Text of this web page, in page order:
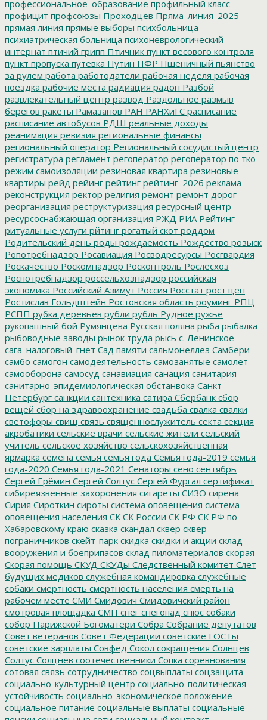
профессиональное_образование профильный класс
профицит профсоюзы Проходцев Пряма_линия_2025
прямая линия прямые выборы психбольница
психиатрическая больница психоневрологический
интернат птичий грипп Птичник пункт весового контроля
пункт пропуска путевка Путин ПФР Пшеничный пьянство
за рулем работа работодатели рабочая неделя рабочая
поездка рабочие места радиация радон Разбой
развлекательный центр развод Раздольное размыв
берегов ракеты Рамазанов РАН РАНХиГС расписание
расписание автобусов РДШ реальные доходы
реанимация ревизия региональные финансы
региональный оператор Региональный сосудистый центр
регистратура регламент регоператор регоператор по тко
режим самоизоляции резиновая квартира резиновые
квартиры рейд рейинг рейтинг рейтинг_2026 реклама
реконструкция ректор религия ремонт ремонт дорог
реорганизация реструктуризация ресурсный центр
ресурсоснабжающая организация РЖД РИА Рейтинг
ритуальные услуги рйтинг рогатый скот роддом
Родительский день роды рождаемость Рождество розыск
Ропотребнадзор Росавиация Росводресурсы Росгвардия
Роскачество Роскомнадзор Росконтроль Рослесхоз
Роспотребнадзор россельхознадзор российская
экономика Российский Азимут Россия Росстат рост цен
Ростислав Гольдштейн Ростовская область роуминг РПЦ
РСПП рубка деревьев рубли рубль Рудное ружье
рукопашный бой Румянцева Русская поляна рыба рыбалка
рыбоводные заводы рынок труда рысь с. Ленинское
сага_налоговый_гнет Сад памяти сальмонеллез Самбери
самбо самогон самодеятельность самозанятые самолет
самооборона самосуд санавиация санация санитария
санитарно-эпидемиологическая обстанвока Санкт-
Петербург санкции сантехника сатира Сбербанк сбор
вещей сбор на здравоохранение свадьба свалка свалки
светофоры свищ связь священнослужитель секта секция
акробатики сельские врачи сельские жители сельский
учитель сельское хозяйство сельскохозяйственная
ярмарка семена семья семья года Семья года-2019 семья
года-2020 Семья года-2021 Сенаторы сено сентябрь
Сергей Ерёмин Сергей Солтус Сергей Фургал сертификат
сибиреязвенные захоронения сигареты СИЗО сирена
Сирия Сироткин сироты система оповещения система
оповещения населения СК СК России СК РФ СК РФ по
Хабаровскому краю сказка скандал сквер сквер
пограничников скейт-парк скидка скидки и акции склад
вооружения и боеприпасов склад пиломатериалов скорая
Скорая помощь СКУД СКУДы Следственный комитет Слет
будущих медиков служебная командировка служебные
собаки смертность смертность населения смерть на
рабочем месте СМИ Смидович Смидовичский район
смотровая площадка СМП снег снегопад снюс собаки
собор Парижской Богоматери Собра Собрание депутатов
Совет ветеранов Совет Федерации советские ГОСТы
советские зарплаты Совфед Сокол сокращения Солнцев
Солтус Солцнев соотечественники Сопка соревнования
сотовая связь сотрудничество соцвыплаты соцзащита
социально-культурный центр социально-политическая
устойчивость социально-экономическое положение
социальное питание социальные выплаты социальные